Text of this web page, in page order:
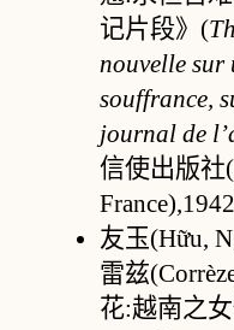
记片段》(
nouvelle sur
souffrance,
journal de
信使出版社
France),1942
友玉(Hữu,
雷兹
花:越南之